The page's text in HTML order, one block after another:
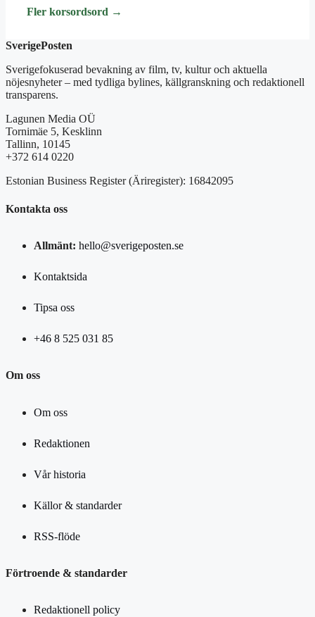
Fler korsordsord →
SverigePosten
Sverigefokuserad bevakning av film, tv, kultur och aktuella
nöjesnyheter – med tydliga bylines, källgranskning och redaktionell
transparens.
Lagunen Media OÜ
Tornimäe 5, Kesklinn
Tallinn, 10145
+372 614 0220
Estonian Business Register (Äriregister): 16842095
Kontakta oss
Allmänt: hello@sverigeposten.se
Kontaktsida
Tipsa oss
+46 8 525 031 85
Om oss
Om oss
Redaktionen
Vår historia
Källor & standarder
RSS-flöde
Förtroende & standarder
Redaktionell policy